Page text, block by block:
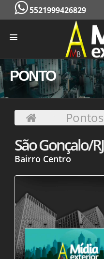
5521999426829
INÍCIO
EMPRESA
PONTOS
CONTATO
PONTO
Pontos
São Gonçalo/RJ
Bairro Centro